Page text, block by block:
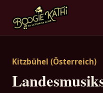
Kitzbühel (Österreich)